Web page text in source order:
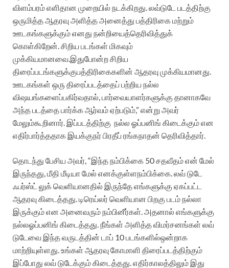
விளம்பரம்எளிதான முறையில் நடக்கிறது லவ்டுடே படத்திற்கு
ஒருமித்தஆதரவு அளித்தஅனைத்து பத்திரிகைமற்றும்
ஊடகங்களுக்கும்எனது நன்றியைத்தெரிவித்துக்
கொள்கிறேன் சிறிய படங்கள் மிகவும்
முக்கியமானவை இதுபோன்றசிறிய
திரைப்படங்களுக்குபத்திரிகைகளின் ஆதரவு முக்கியமானது
ஊடகங்கள் ஒரு திரைப்படத்தைப் பற்றிய நல்ல
விஷயங்களைப்பகிர்வதால் பார்வையாளர்களுக்கு தானாகவே
அந்தபடத்தைபார்க்கஆர்வம்ஏற்படும்,” என்று அவர்
மேலும்கூறினார் இப்படத்திற்கு நல்ல ஓப்பனிங் கிடைக்கும்என
எதிர்பார்த்ததாக இயக்குநர்பிரதீப் ரங்கநாதன் தெரிவித்தார்
தொடந்து பேசிய அவர் , “இந்தநம்பிக்கை 50சதவீதம்என் மேல்
இருந்தது மீதி மீடியாமேல் எனக்குள்ளநம்பிக்கை லவ் டுடே
ஃபர்ஸ்ட் லுக்வெளியானதில் இருந்தேஎங்களுக்கு ஏகப்பட்ட
ஆதரவு கிடைத்தது டிரெய்லர்வெளியான பிறகு படம்நல்லா
இருக்கும்என அனைவரும்நம்பினீர்கள் அதனால் எங்களுக்கு
நல்லஓப்பனிங் கிடைத்தது நீங்கள் அளித்தவிமர்சனங்கள் லவ்
டுடேவை இந்தவருடத்தின் டாப் 10படங்களில்ஒன்றாக
மாற்றியுள்ளது உங்கள் ஆதரவு கோமாளி திரைப்படத்திற்கும்
இப்போது லவ் டுடேக்கும்கிடைத்தது எதிர்காலத்திலும் இது